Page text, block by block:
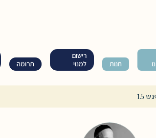
חנות
רישום
למנוי
תרומה
15